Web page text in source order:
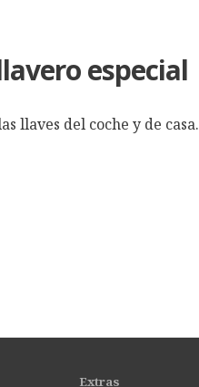
especial
llaves del coche y de casa.
Extras